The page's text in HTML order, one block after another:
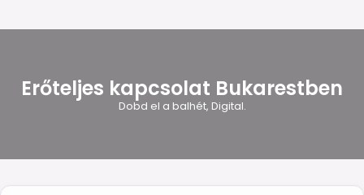
Erőteljes kapcsolat Bukarestben
Dobd el a balhét, Digital.